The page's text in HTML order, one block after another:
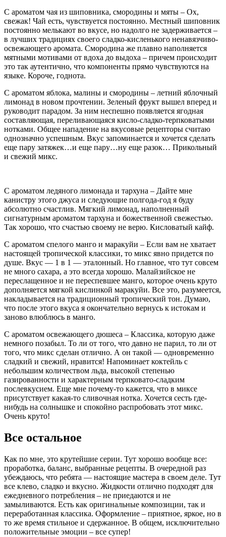
С ароматом чая из шиповника, смородины и мяты – Ох,
свежак! Чай есть, чувствуется постоянно. Местный шиповник
постоянно мелькают во вкусе, но надолго не задерживается –
в лучших традициях своего сладко-кисленького ненавязчиво-
освежающего аромата. Смородина же плавно наполняется
мятными мотивами от вдоха до выдоха – причем происходит
это так аутентично, что компоненты прямо чувствуются на
языке. Короче, годнота.
С ароматом яблока, малины и смородины – летний яблочный
лимонад в новом прочтении. Зеленый фрукт вышел вперед и
руководит парадом. За ним неспешно появляется ягодная
составляющая, переливающаяся кисло-сладко-терпковатыми
нотками. Общее нападение на вкусовые рецепторы считаю
однозначно успешным. Вкус запоминается и хочется сделать
еще пару затяжек…и еще пару…ну еще разок… Прикольный
и свежий микс.
С ароматом ледяного лимонада и тархуна – Дайте мне
канистру этого джуса и следующие полгода-год я буду
абсолютно счастлив. Мягкий лимонад, наполненный
сигнатурным ароматом тархуна и божественной свежестью.
Так хорошо, что счастью своему не верю. Кисловатый кайф.
С ароматом спелого манго и маракуйи – Если вам не хватает
настоящей тропической классики, то микс явно придется по
душе. Вкус — 1 в 1 — эталонный. Но главное, что тут совсем
не много сахара, а это всегда хорошо. Малайзийское не
переслащенное и не переспевшее манго, которое очень круто
дополняется мягкой кислинкой маракуйи. Все это, разумеется,
накладывается на традиционный тропический тон. Думаю,
что после этого вкуса я окончательно вернусь к истокам и
заново влюблюсь в манго.
С ароматом освежающего дюшеса – Классика, которую даже
немного позабыл. То ли от того, что давно не парил, то ли от
того, что микс сделан отлично. А он такой — одновременно
сладкий и свежий, нравится! Напоминает коктейль с
небольшим количеством льда, высокой степенью
газированности и характерным терпковато-сладким
послевкусием. Еще мне почему-то кажется, что в миксе
присутствует какая-то сливочная нотка. Хочется сесть где-
нибудь на солнышке и спокойно распробовать этот микс.
Очень круто!
Все остальное
Как по мне, это крутейшие серии. Тут хорошо вообще все:
проработка, баланс, выбранные рецепты. В очередной раз
убеждаюсь, что ребята — настоящие мастера в своем деле. Тут
все клево, сладко и вкусно. Жидкости отлично подходят для
ежедневного потребления – не приедаются и не
замыливаются. Есть как оригинальные композиции, так и
переработанная классика. Оформление – приятное, яркое, но в
то же время стильное и сдержанное. В общем, исключительно
положительные эмоции – все супер!